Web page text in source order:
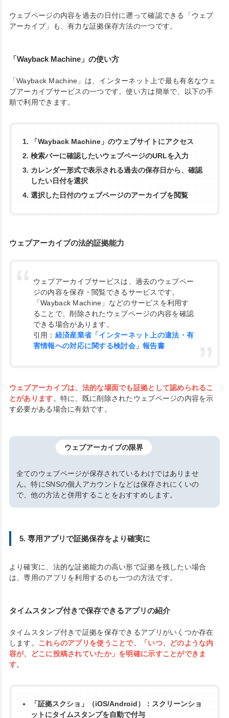
ウェブページの内容を過去の日付に遡って確認できる「ウェブ
アーカイブ」も、有力な証拠保存方法の一つです。
「Wayback Machine」の使い方
「Wayback Machine」は、インターネット上で最も有名なウェ
ブアーカイブサービスの一つです。使い方は簡単で、以下の手
順で利用できます。
「Wayback Machine」のウェブサイトにアクセス
検索バーに確認したいウェブページのURLを入力
カレンダー形式で表示される過去の保存日から、確認
したい日付を選択
選択した日付のウェブページのアーカイブを閲覧
ウェブアーカイブの法的証拠能力
ウェブアーカイブサービスは、過去のウェブペー
ジの内容を保存・閲覧できるサービスです。
「Wayback Machine」などのサービスを利用す
ることで、削除されたウェブページの内容を確認
できる場合があります。
引用： 経済産業省「インターネット上の違法・有
害情報への対応に関する検討会」報告書
ウェブアーカイブは、法的な場面でも証拠として認められるこ
とがあります。特に、既に削除されたウェブページの内容を示
す必要がある場合に有効です。
ウェブアーカイブの限界
全てのウェブページが保存されているわけではありませ
ん。特にSNSの個人アカウントなどは保存されにくいの
で、他の方法と併用することをおすすめします。
5. 専用アプリで証拠保存をより確実に
より確実に、法的な証拠能力の高い形で証拠を残したい場合
は、専用のアプリを利用するのも一つの方法です。
タイムスタンプ付きで保存できるアプリの紹介
タイムスタンプ付きで証拠を保存できるアプリがいくつか存在
します。 これらのアプリを使うことで、「いつ、どのような内
容が、どこに投稿されていたか」を明確に示すことができま
す。
「証拠スクショ」（iOS/Android）：スクリーンショ
ットにタイムスタンプを自動で付与